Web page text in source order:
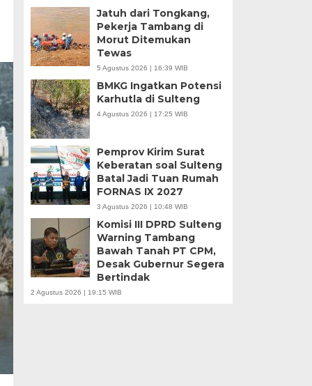
Jatuh dari Tongkang,
Pekerja Tambang di
Morut Ditemukan
Tewas
5 Agustus 2026 | 16:39 WIB
BMKG Ingatkan Potensi
Karhutla di Sulteng
4 Agustus 2026 | 17:25 WIB
Pemprov Kirim Surat
Keberatan soal Sulteng
Batal Jadi Tuan Rumah
FORNAS IX 2027
3 Agustus 2026 | 10:48 WIB
Komisi III DPRD Sulteng
Warning Tambang
Bawah Tanah PT CPM,
Desak Gubernur Segera
Bertindak
2 Agustus 2026 | 19:15 WIB